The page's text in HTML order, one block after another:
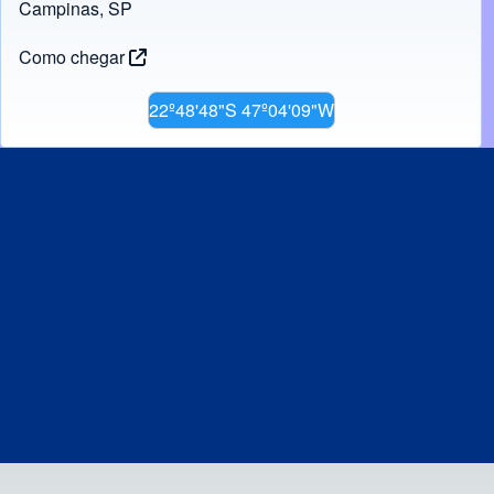
Campinas, SP
Como chegar
22º48'48"S 47º04'09"W